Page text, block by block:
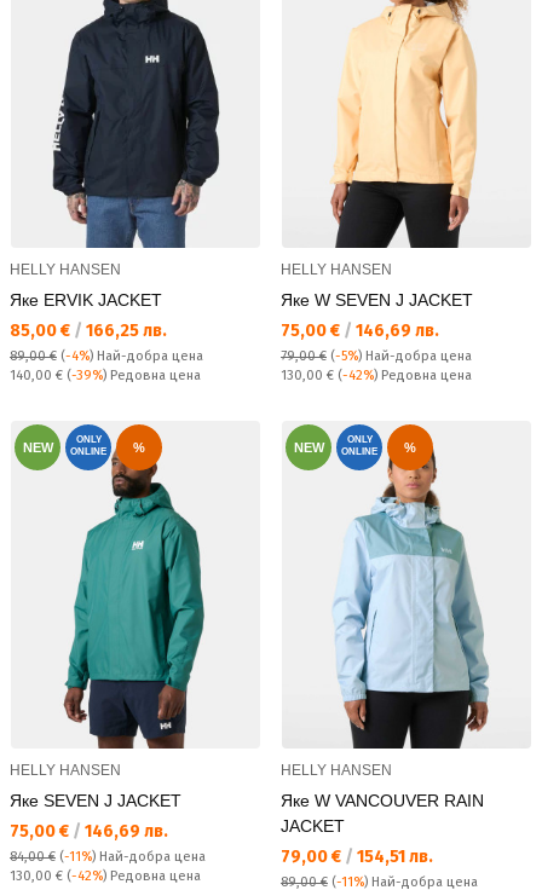
HELLY HANSEN
Яке ERVIK JACKET
Текуща цена:
85,00 € / 166,25 лв.
89,00 € (-4%) Най-добра цена
Редовна цена:
140,00 € (-39%) Редовна цена
HELLY HANSEN
Яке W SEVEN J JACKET
Текуща цена:
75,00 € / 146,69 лв.
79,00 € (-5%) Най-добра цена
Редовна цена:
130,00 € (-42%) Редовна цена
NEW
ONLY
ONLINE
%
HELLY HANSEN
Яке SEVEN J JACKET
Текуща цена:
75,00 € / 146,69 лв.
84,00 € (-11%) Най-добра цена
Редовна цена:
130,00 € (-42%) Редовна цена
NEW
ONLY
ONLINE
%
HELLY HANSEN
Яке W VANCOUVER RAIN
JACKET
Текуща цена:
79,00 € / 154,51 лв.
89,00 € (-11%) Най-добра цена